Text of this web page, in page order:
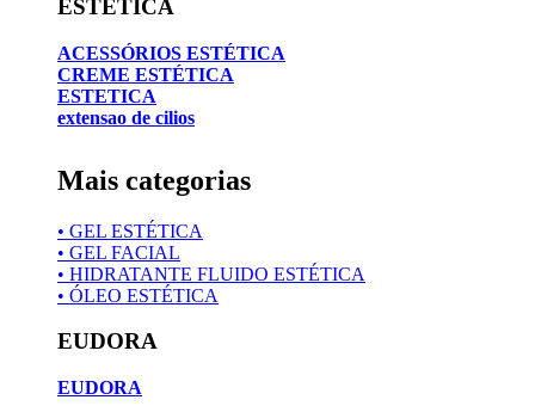
ESTETICA
ACESSÓRIOS ESTÉTICA
CREME ESTÉTICA
ESTETICA
extensao de cilios
Mais categorias
• GEL ESTÉTICA
• GEL FACIAL
• HIDRATANTE FLUIDO ESTÉTICA
• ÓLEO ESTÉTICA
EUDORA
EUDORA